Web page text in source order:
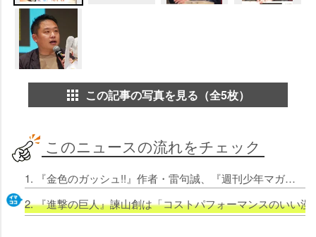
この記事の写真を見る（全5枚）
このニュースの流れをチェック
1. 『金色のガッシュ!!』作者・雷句誠、『週刊少年マガジン』ネーム室で大号泣 編集長が明かす「漫画の主人公ぐらいの情熱」
2. 『進撃の巨人』諫山創は「コストパフォーマンスのいい